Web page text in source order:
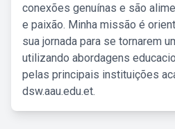
conexões genuínas e são
e paixão. Minha missão é
sua jornada para se tornarem
utilizando abordagens
pelas principais instituições
dsw.aau.edu.et.